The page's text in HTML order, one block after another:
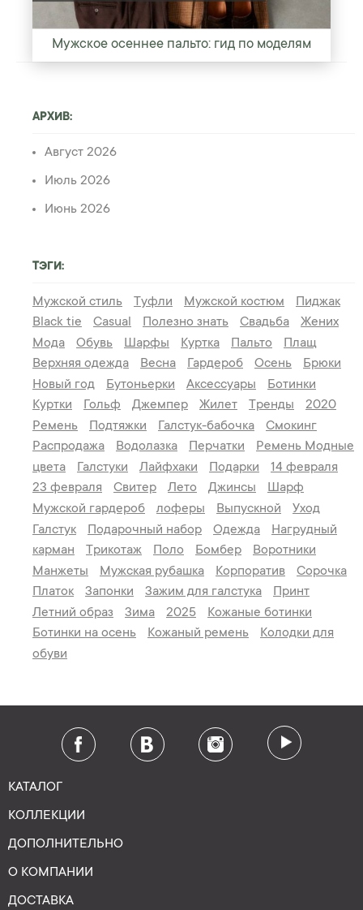
Мужское осеннее пальто: гид по моделям
АРХИВ:
Август 2026
Июль 2026
Июнь 2026
ТЭГИ:
Мужской стиль Туфли Мужской костюм
Пиджак
Black tie
Casual Полезно знать Свадьба
Жених
Мода
Обувь Шарфы Куртка Пальто
Плащ
Верхняя одежда
Весна Гардероб Осень
Брюки
Новый год
Бутоньерки Аксессуары
Ботинки
Куртки
Гольф Джемпер Жилет Тренды
2020
Ремень
Подтяжки Галстук-бабочка
Смокинг
Распродажа
Водолазка Перчатки Ремень Модные
цвета
Галстуки Лайфхаки Подарки
14 февраля
23 февраля
Свитер Лето Джинсы
Шарф
Мужской гардероб
лоферы Выпускной
Уход
Галстук
Подарочный набор Одежда
Нагрудный
карман
Трикотаж Поло Бомбер
Воротники
Манжеты
Мужская рубашка Корпоратив
Сорочка
Платок
Запонки Зажим для галстука
Принт
Летний образ
Зима 2025
Кожаные ботинки
Ботинки на осень
Кожаный ремень
Колодки для
обуви
КАТАЛОГ
КОЛЛЕКЦИИ
ДОПОЛНИТЕЛЬНО
О КОМПАНИИ
ДОСТАВКА